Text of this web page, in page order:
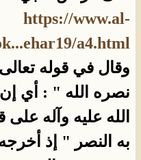
https://www.al-
a4.html
وقال في قوله
نصره الله " : أي
الله عليه وآله
به النصر " إذ